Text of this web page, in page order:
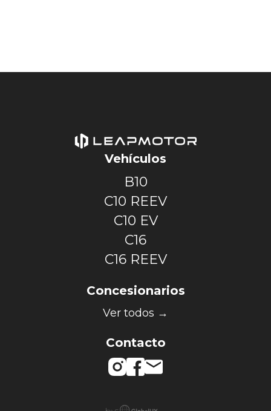
Vehículos
B10
C10 REEV
C10 EV
C16
C16 REEV
Concesionarios
Ver todos →
Contacto